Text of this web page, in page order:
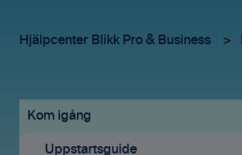
Hjälpcenter Blikk Pro & Business
Kom igång
Uppstartsguide